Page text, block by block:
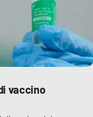
vaccino